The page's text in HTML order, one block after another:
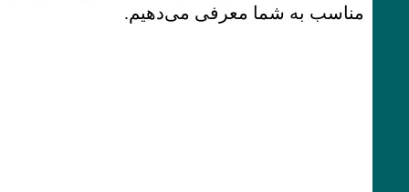
مناسب به شما معرفی می‌دهیم.